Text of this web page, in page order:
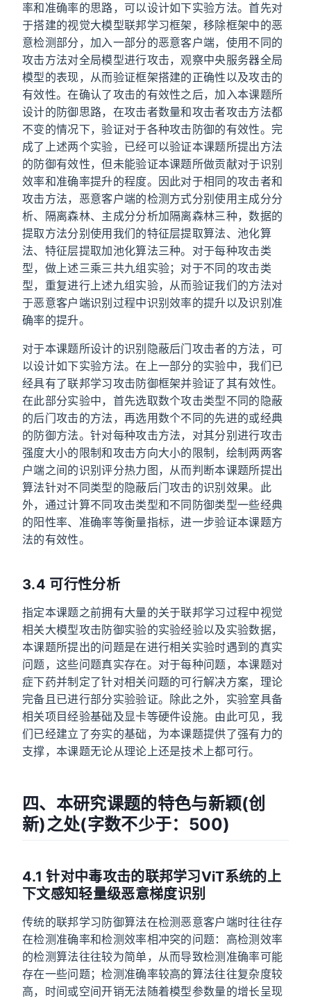
率和准确率的思路，可以设计如下实验方法。首先对
于搭建的视觉大模型联邦学习框架，移除框架中的恶
意检测部分，加入一部分的恶意客户端，使用不同的
攻击方法对全局模型进行攻击，观察中央服务器全局
模型的表现，从而验证框架搭建的正确性以及攻击的
有效性。在确认了攻击的有效性之后，加入本课题所
设计的防御思路，在攻击者数量和攻击者攻击方法都
不变的情况下，验证对于各种攻击防御的有效性。完
成了上述两个实验，已经可以验证本课题所提出方法
的防御有效性，但未能验证本课题所做贡献对于识别
效率和准确率提升的程度。因此对于相同的攻击者和
攻击方法，恶意客户端的检测方式分别使用主成分分
析、隔离森林、主成分分析加隔离森林三种，数据的
提取方法分别使用我们的特征层提取算法、池化算
法、特征层提取加池化算法三种。对于每种攻击类
型，做上述三乘三共九组实验；对于不同的攻击类
型，重复进行上述九组实验，从而验证我们的方法对
于恶意客户端识别过程中识别效率的提升以及识别准
确率的提升。
对于本课题所设计的识别隐蔽后门攻击者的方法，可
以设计如下实验方法。在上一部分的实验中，我们已
经具有了联邦学习攻击防御框架并验证了其有效性。
在此部分实验中，首先选取数个攻击类型不同的隐蔽
的后门攻击的方法，再选用数个不同的先进的或经典
的防御方法。针对每种攻击方法，对其分别进行攻击
强度大小的限制和攻击方向大小的限制，绘制两两客
户端之间的识别评分热力图，从而判断本课题所提出
算法针对不同类型的隐蔽后门攻击的识别效果。此
外，通过计算不同攻击类型和不同防御类型一些经典
的阳性率、准确率等衡量指标，进一步验证本课题方
法的有效性。
3.4 可行性分析
指定本课题之前拥有大量的关于联邦学习过程中视觉
相关大模型攻击防御实验的实验经验以及实验数据，
本课题所提出的问题是在进行相关实验时遇到的真实
问题，这些问题真实存在。对于每种问题，本课题对
症下药并制定了针对相关问题的可行解决方案，理论
完备且已进行部分实验验证。除此之外，实验室具备
相关项目经验基础及显卡等硬件设施。由此可见，我
们已经建立了夯实的基础，为本课题提供了强有力的
支撑，本课题无论从理论上还是技术上都可行。
四、本研究课题的特色与新颖(创
新)之处(字数不少于：500)
4.1 针对中毒攻击的联邦学习ViT系统的上
下文感知轻量级恶意梯度识别
传统的联邦学习防御算法在检测恶意客户端时往往存
在检测准确率和检测效率相冲突的问题：高检测效率
的检测算法往往较为简单，从而导致检测准确率可能
存在一些问题；检测准确率较高的算法往往复杂度较
高，时间或空间开销无法随着模型参数量的增长呈现